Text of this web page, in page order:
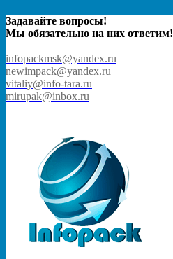
Задавайте вопросы!
Мы обязательно на них ответим!
infopackmsk@yandex.ru
newimpack@yandex.ru
vitaliy@info-tara.ru
mirupak@inbox.ru